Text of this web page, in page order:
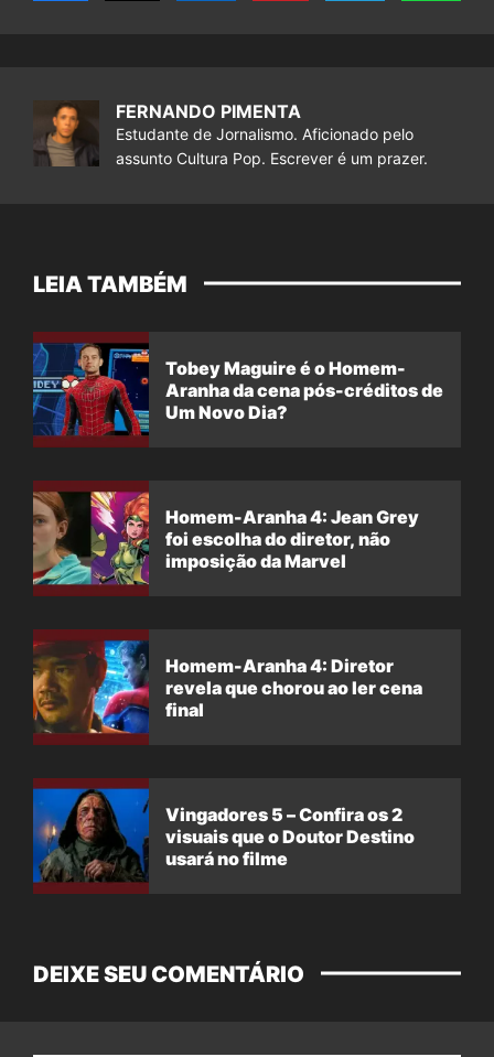
FERNANDO PIMENTA
Estudante de Jornalismo. Aficionado pelo
assunto Cultura Pop. Escrever é um prazer.
LEIA TAMBÉM
Tobey Maguire é o Homem-
Aranha da cena pós-créditos de
Um Novo Dia?
Homem-Aranha 4: Jean Grey
foi escolha do diretor, não
imposição da Marvel
Homem-Aranha 4: Diretor
revela que chorou ao ler cena
final
Vingadores 5 – Confira os 2
visuais que o Doutor Destino
usará no filme
DEIXE SEU COMENTÁRIO